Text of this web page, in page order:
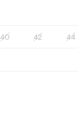
40 42 44